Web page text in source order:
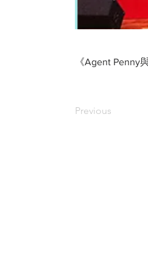
《Agent Penny
Previous